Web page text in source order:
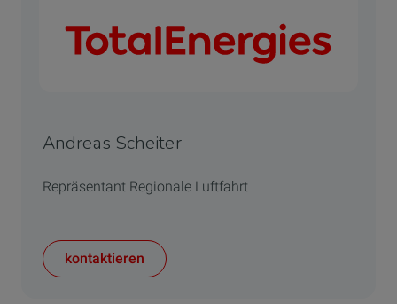
Andreas Scheiter
Repräsentant Regionale Luftfahrt
kontaktieren